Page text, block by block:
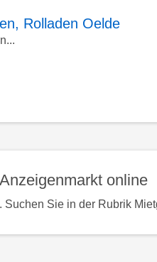
Rolladen Oelde
online
Sie in der Rubrik